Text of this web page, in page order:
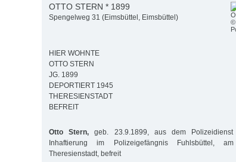
©
OTTO STERN * 1899
Spengelweg 31 (Eimsbüttel, Eimsbüttel)
HIER WOHNTE
OTTO STERN
JG. 1899
DEPORTIERT 1945
THERESIENSTADT
BEFREIT
Otto Stern, geb. 23.9.1899, aus dem Polizeidienst
Inhaftierung im Polizeigefängnis Fuhlsbüttel,
Theresienstadt, befreit